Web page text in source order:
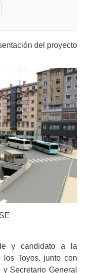
del proyecto
y candidato a la
Toyos, junto con
Secretario General